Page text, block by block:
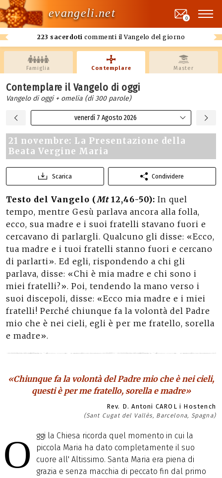
evangeli.net
223 sacerdoti commenti il Vangelo del giorno
0
Famiglia Contemplare Master
Contemplare il Vangelo di oggi
Vangelo di oggi + omelia (di 300 parole)
venerdì 7 Agosto 2026
21 novembre: La Presentazione della
Beata Vergine Maria
Scarica Condividere
Testo del Vangelo (Mt12,46-50): In quel
tempo, mentre Gesù parlava ancora alla folla,
ecco, sua madre e i suoi fratelli stavano fuori e
cercavano di parlargli. Qualcuno gli disse: «Ecco,
tua madre e i tuoi fratelli stanno fuori e cercano
di parlarti». Ed egli, rispondendo a chi gli
parlava, disse: «Chi è mia madre e chi sono i
miei fratelli?». Poi, tendendo la mano verso i
suoi discepoli, disse: «Ecco mia madre e i miei
fratelli! Perché chiunque fa la volontà del Padre
mio che è nei cieli, egli è per me fratello, sorella
e madre».
«Chiunque fa la volontà del Padre mio che è nei cieli,
questi è per me fratello, sorella e madre»
Rev. D. Antoni CAROL i Hostench
(Sant Cugat del Vallès, Barcelona, Spagna)
O
ggi la Chiesa ricorda quel momento in cui la
piccola Maria ha dato completamente il suo
cuore all' Altissimo. Santa Maria era piena di
grazia e senza macchia di peccato fin dal primo